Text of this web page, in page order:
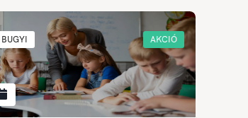
BUGYI AKCIÓ